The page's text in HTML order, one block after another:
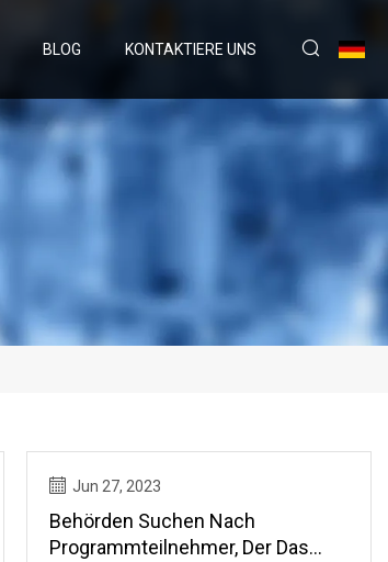
BLOG KONTAKTIERE UNS
Jun 27, 2023
Behörden Suchen Nach
Programmteilnehmer, Der Das